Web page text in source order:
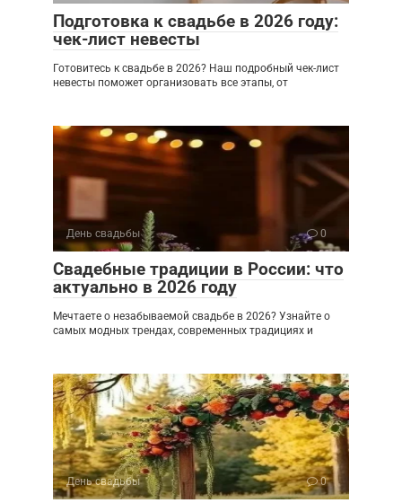
Подготовка к свадьбе в 2026 году:
чек-лист невесты
Готовитесь к свадьбе в 2026? Наш подробный чек-лист
невесты поможет организовать все этапы, от
День свадьбы 0
Свадебные традиции в России: что
актуально в 2026 году
Мечтаете о незабываемой свадьбе в 2026? Узнайте о
самых модных трендах, современных традициях и
День свадьбы 0